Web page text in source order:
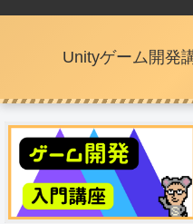
Unityゲーム開発